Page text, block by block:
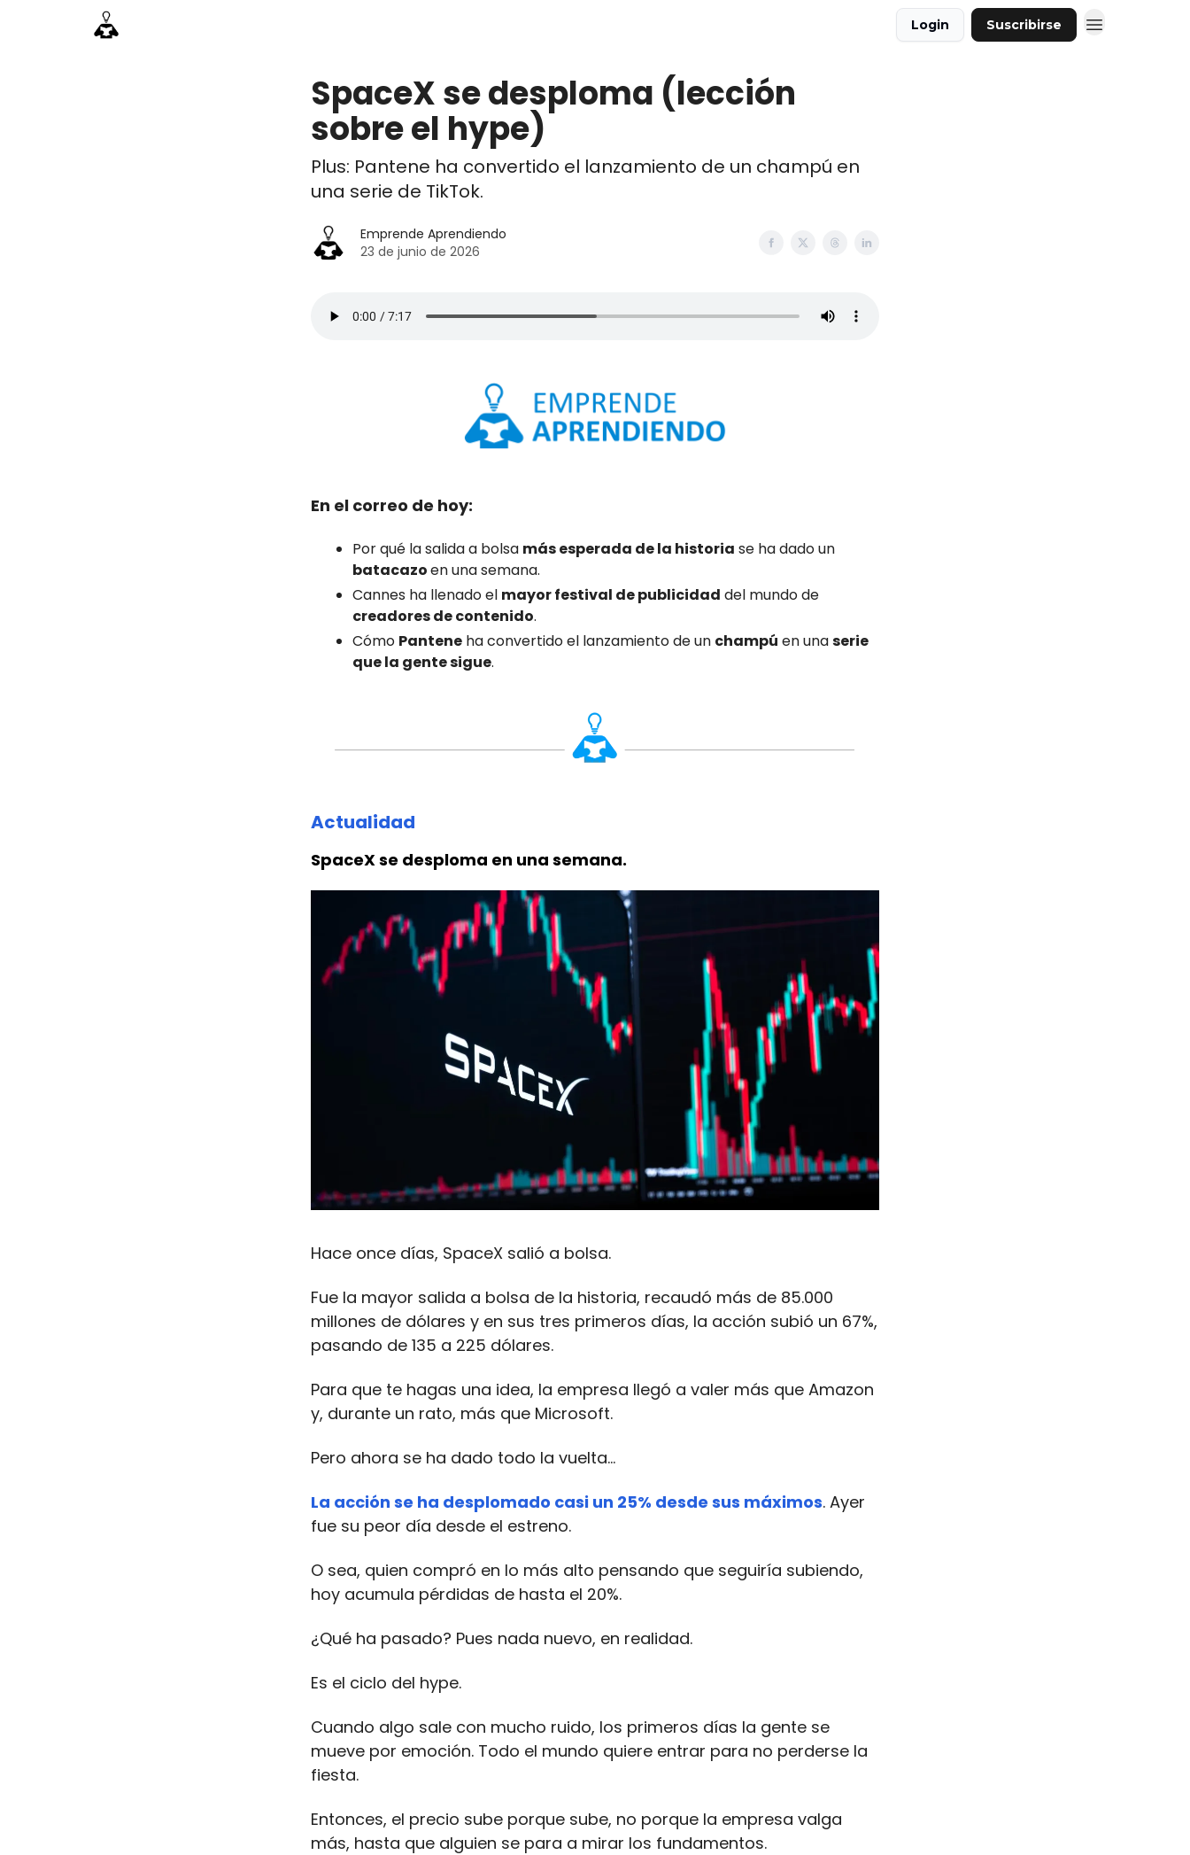
Login Suscribirse
SpaceX se desploma (lección
sobre el hype)
Plus: Pantene ha convertido el lanzamiento de un champú en
una serie de TikTok.
Emprende Aprendiendo
23 de junio de 2026
En el correo de hoy:
Por qué la salida a bolsa más esperada de la historia se ha dado un
batacazoen una semana.
Cannes ha llenado el mayor festival de publicidad del mundo de
creadores de contenido.
Cómo Pantene ha convertido el lanzamiento de un champú en unaserie
que la gente sigue.
Actualidad
SpaceX se desploma en una semana.
Hace once días, SpaceX salió a bolsa.
Fue la mayor salida a bolsa de la historia, recaudó más de 85.000
millones de dólares y en sus tres primeros días, la acción subió un 67%,
pasando de 135 a 225 dólares.
Para que te hagas una idea, la empresa llegó a valer más que Amazon
y, durante un rato, más que Microsoft.
Pero ahora se ha dado todo la vuelta…
La acción se ha desplomado casi un 25% desde sus máximos. Ayer
fue su peor día desde el estreno.
O sea, quien compró en lo más alto pensando que seguiría subiendo,
hoy acumula pérdidas de hasta el 20%.
¿Qué ha pasado? Pues nada nuevo, en realidad.
Es el ciclo del hype.
Cuando algo sale con mucho ruido, los primeros días la gente se
mueve por emoción. Todo el mundo quiere entrar para no perderse la
fiesta.
Entonces, el precio sube porque sube, no porque la empresa valga
más, hasta que alguien se para a mirar los fundamentos.